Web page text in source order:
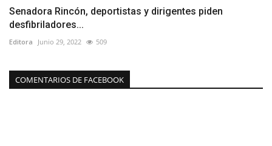
Senadora Rincón, deportistas y dirigentes piden
desfibriladores...
Editora Junio 29, 2022 509
COMENTARIOS DE FACEBOOK